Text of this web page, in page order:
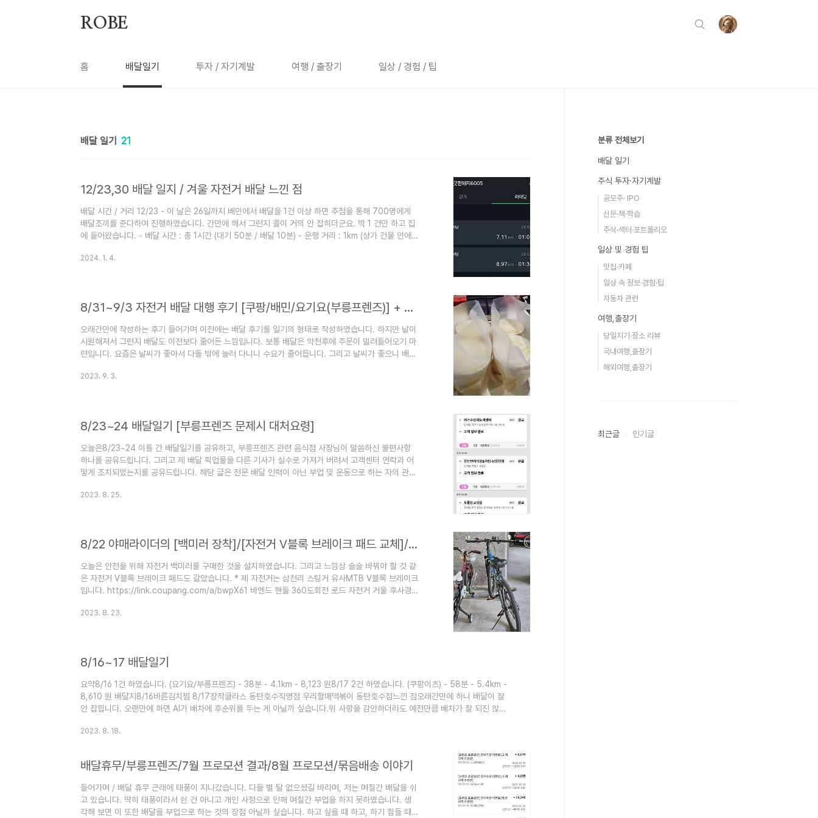
ROBE
홈 배달일기 투자 / 자기계발 여행 / 출장기 일상 / 경험 / 팁
배달 일기 21
12/23,30 배달 일지 / 겨울 자전거 배달 느낀 점
배달 시간 / 거리 12/23 - 이 날은 26일까지 배민에서 배달을 1건 이상 하면 추첨을 통해 700명에게
배달조끼를 준다하여 진행하였습니다. 간만에 해서 그런지 콜이 거의 안 잡히더군요. 딱 1 건만 하고 집
에 들어왔습니다. - 배달 시간 : 총 1시간 (대기 50분 / 배달 10분) - 운행 거리 : 1km (상가 건물 안에
- 점심 : 쿠팡에서 연말연시 20건 하면 8만원 준다는 이벤트에 혹해서 진행하였습니다. 하지만 쿠팡도
2024. 1. 4.
8/31~9/3 자전거 배달 대행 후기 [쿠팡/배민/요기요(부릉프렌즈)] + 부릉프렌즈 9월 프로모션
오래간만에 작성하는 후기 들어가며 이전에는 배달 후기를 일기의 형태로 작성하였습니다. 하지만 날이
시원해져서 그런지 배달도 이전보다 줄어든 느낌입니다. 보통 배달은 악천후에 주문이 밀려들어오기 마
련입니다. 요즘은 날씨가 좋아서 다들 밖에 놀러 다니니 수요가 줄어듭니다. 그리고 날씨가 좋으니 배달
늘어나는 것이죠. 저희는 부업 겸 운동으로 하는 것이니 너무 조급해말고 설렁설렁하는 것도 방법이겠
2023. 9. 3.
8/23~24 배달일기 [부릉프렌즈 문제시 대처요령]
오늘은8/23~24 이틀 간 배달일기를 공유하고, 부릉프렌즈 관련 음식점 사장님이 말씀하신 불편사항
하나를 공유드립니다. 그리고 제 배달 픽업물을 다른 기사가 실수로 가져가 버려서 고객센터 연락과 어
떻게 조치되었는지를 공유드립니다. 해당 글은 전문 배달 인력이 아닌 부업 및 운동으로 하는 자의 관점
59분 - 거리 : 8.78km - 건 수 : 3건 (3건 5천원 프로모션 진행) - 수익 : 21,590원 (5천원 프로모션
2023. 8. 25.
8/22 야매라이더의 [백미러 장착]/[자전거 V블록 브레이크 패드 교체]/[배달일지]/[자전거브레이크 종류]
오늘은 안전을 위해 자전거 백미러를 구매한 것을 설치하였습니다. 그리고 느낌상 슬슬 바꿔야 할 것 같
은 자전거 V블록 브레이크 패드도 갈았습니다. * 제 자전거는 삼천리 스팅거 유사MTB V블록 브레이크
입니다. https://link.coupang.com/a/bwpX61 바엔드 핸들 360도회전 로드 자전거 거울 후사경
안에 별도의 제품 상자가 있었으며, 그걸 열면 위와 같이 구성품이 나옵니다. 거울은 살짝 볼록한 형태
2023. 8. 23.
8/16~17 배달일기
요약8/16 1건 하였습니다. (요기요/부릉프렌즈) - 38분 - 4.1km - 8,123 원8/17 2건 하였습니다. (쿠팡이츠) - 58분 - 5.4km -
8,610 원 배달지8/16바른김치찜 8/17장작클라스 동탄호수직영점 우리할매떡볶이 동탄호수점느낀 점오래간만에 하니 배달이 잘
안 잡힙니다. 오랜만에 하면 AI가 배차에 후순위를 두는 게 아닐까 싶습니다.위 사항을 감안하더라도 예전만큼 배차가 잘 되진 않는
아닐까요?배달이 많이 줄어들었나 하는 생각도 들었지만, 띠링띠링하며 배달을 쳐내는 오토바이 라이더 분들을 보니 그 건 또 아닌
2023. 8. 18.
배달휴무/부릉프렌즈/7월 프로모션 결과/8월 프로모션/묶음배송 이야기
들어가며 / 배달 휴무 근래에 태풍이 지나갔습니다. 다들 별 탈 없으셨길 바라며, 저는 며칠간 배달을 쉬
고 있습니다. 딱히 태풍이라서 쉰 건 아니고 개인 사정으로 인해 며칠간 부업을 하지 못하였습니다. 생
각해 보면 이 또한 배달을 부업으로 하는 것의 장점 아닐까 싶습니다. 하고 싶을 때 하고, 하기 힘들 때
분류 전체보기
배달 일기
주식 투자·자기계발
공모주· IPO
신문·책·학습
주식·섹터·포트폴리오
일상 및 경험 팁
맛집·카페
일상 속 정보·경험·팁
자동차 관련
여행,출장기
당일치기·장소 리뷰
국내여행,출장기
해외여행,출장기
최근글 인기글